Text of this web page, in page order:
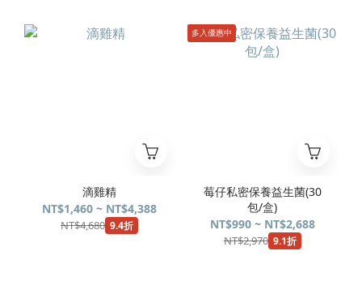
滴雞精
NT$1,460 ~ NT$4,388
NT$4,680 9.4折
多入優惠中
莓仔私密保養益生菌(30
包/盒)
NT$990 ~ NT$2,688
NT$2,970 9.1折